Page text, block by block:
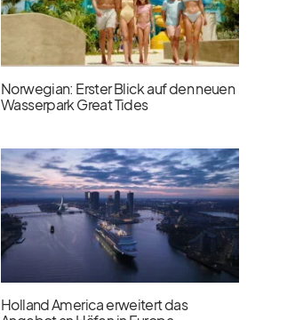
Norwegian: Erster Blick auf den neuen
Wasserpark Great Tides
Holland America erweitert das